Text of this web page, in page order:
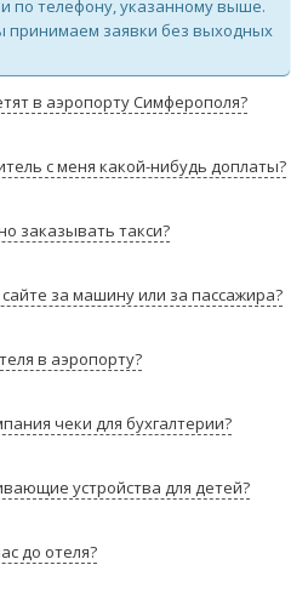
по телефону, указанному выше.
принимаем заявки без выходных
в аэропорту Симферополя?
с меня какой-нибудь доплаты?
заказывать такси?
за машину или за пассажира?
в аэропорту?
чеки для бухгалтерии?
устройства для детей?
до отеля?